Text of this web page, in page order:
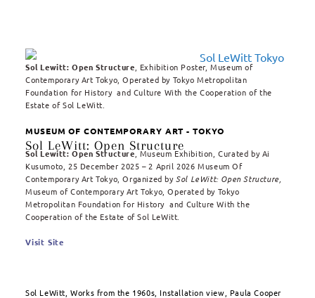
Sol Lewitt: Open Structure , Exhibition Poster,Museum of
Contemporary Art Tokyo, Operated by Tokyo Metropolitan
Foundation for History and Culture With the Cooperation of the
Estate of Sol LeWitt.
MUSEUM OF CONTEMPORARY ART - TOKYO
Sol LeWitt: Open Structure
Sol Lewitt: Open Structure, Museum Exhibition, Curated by Ai
Kusumoto, 25 December 2025 – 2 April 2026 Museum Of
Contemporary Art Tokyo, Organized bySol LeWitt: Open Structure,
Museum of Contemporary Art Tokyo, Operated by Tokyo
Metropolitan Foundation for History and Culture With the
Cooperation of the Estate of Sol LeWitt.
Visit Site
Sol LeWitt, Works from the 1960s, Installation view, Paula Cooper